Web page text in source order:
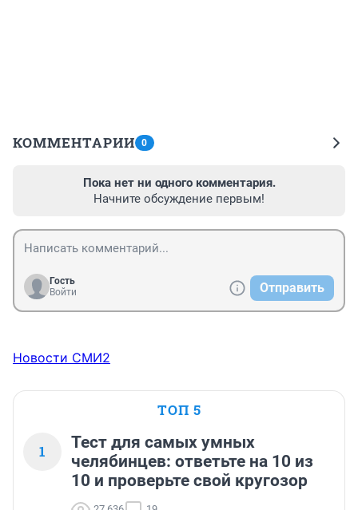
КОММЕНТАРИИ 0
Пока нет ни одного комментария.
Начните обсуждение первым!
Гость
Войти
Отправить
Новости СМИ2
ТОП 5
1
Тест для самых умных
челябинцев: ответьте на 10 из
10 и проверьте свой кругозор